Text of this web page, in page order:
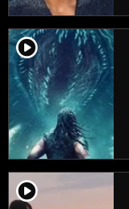
player2
player2